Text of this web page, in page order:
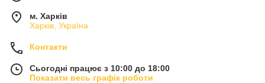
м. Харків
Харків, Україна
Контакти
Сьогодні працює з 10:00 до 18:00
Показати весь графік роботи